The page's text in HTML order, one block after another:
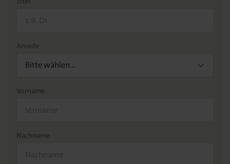
Anrede
Bitte wählen…
Vorname
Nachname